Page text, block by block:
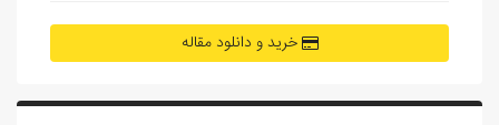
خرید و دانلود مقاله